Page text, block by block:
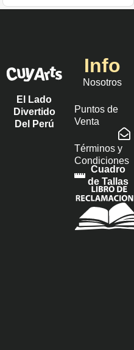
El Lado
Divertido
Del Perú
Info
Nosotros
Puntos de
Venta
Términos y
Condiciones
Cuadro
de Tallas